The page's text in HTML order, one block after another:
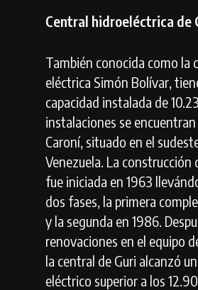
Central hidroeléctrica de
También conocida como la
eléctrica Simón Bolívar,
capacidad instalada de
instalaciones se
Caroní, situado en el
Venezuela. La construcción
fue iniciada en 1963
dos fases, la primera
y la segunda en 1986.
renovaciones en el equipo
la central de Guri alcanzó
eléctrico superior a los